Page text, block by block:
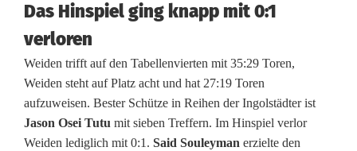
N
o
r
d
:
Das Hinspiel ging knapp mit 0:1
verloren
Weiden trifft auf den Tabellenvierten mit 35:29 Toren,
Weiden steht auf Platz acht und hat 27:19 Toren
aufzuweisen. Bester Schütze in Reihen der Ingolstädter ist
Jason Osei Tutu mit sieben Treffern. Im Hinspiel verlor
Weiden lediglich mit 0:1. Said Souleyman erzielte den